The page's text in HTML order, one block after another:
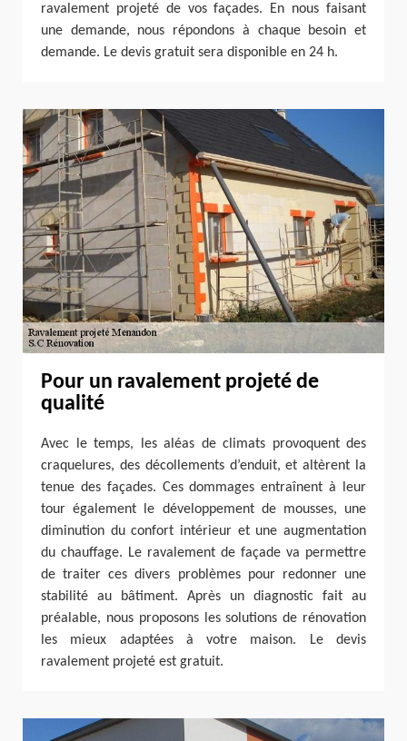
ravalement projeté de vos façades. En nous faisant
une demande, nous répondons à chaque besoin et
demande. Le devis gratuit sera disponible en 24 h.
Pour un ravalement projeté de
qualité
Avec le temps, les aléas de climats provoquent des
craquelures, des décollements d’enduit, et altèrent la
tenue des façades. Ces dommages entraînent à leur
tour également le développement de mousses, une
diminution du confort intérieur et une augmentation
du chauffage. Le ravalement de façade va permettre
de traiter ces divers problèmes pour redonner une
stabilité au bâtiment. Après un diagnostic fait au
préalable, nous proposons les solutions de rénovation
les mieux adaptées à votre maison. Le devis
ravalement projeté est gratuit.